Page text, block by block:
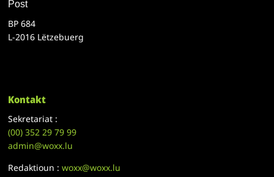
Post
BP 684
L-2016 Lëtzebuerg
Kontakt
Sekretariat :
(00)352 29 79 99
admin@woxx.lu
Redaktioun :woxx@woxx.lu